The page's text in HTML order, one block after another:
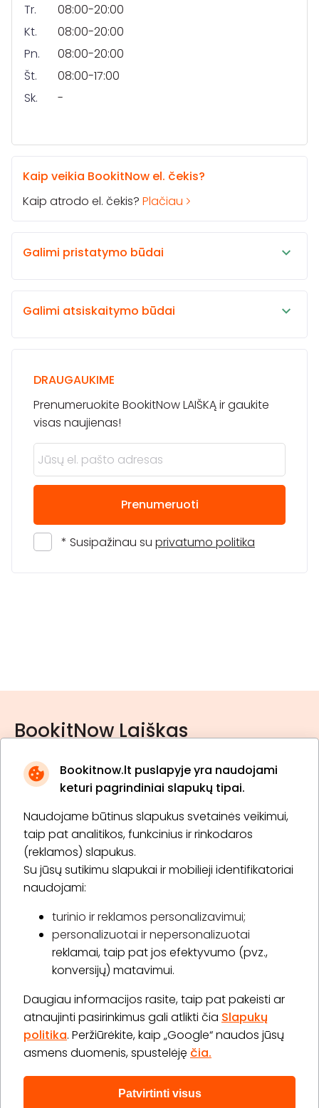
Bookitnow.lt puslapyje yra naudojami
keturi pagrindiniai slapukų tipai.
Naudojame būtinus slapukus svetainės veikimui,
taip pat analitikos, funkcinius ir rinkodaros
(reklamos) slapukus.
Su jūsų sutikimu slapukai ir mobilieji identifikatoriai
naudojami:
turinio ir reklamos personalizavimui;
personalizuotai ir nepersonalizuotai
reklamai, taip pat jos efektyvumo (pvz.,
konversijų) matavimui.
Daugiau informacijos rasite, taip pat pakeisti ar
atnaujinti pasirinkimus gali atlikti čia Slapukų
politika. Peržiūrėkite, kaip „Google“ naudos jūsų
asmens duomenis, spustelėję čia.
Patvirtinti visus
Tr.
08:00-20:00
Kt.
08:00-20:00
Pn.
08:00-20:00
Št.
08:00-17:00
Sk.
-
Kaip veikia BookitNow el. čekis?
Kaip atrodo el. čekis? Plačiau
Galimi pristatymo būdai
Galimi atsiskaitymo būdai
DRAUGAUKIME
Prenumeruokite BookitNow LAIŠKĄ ir gaukite
visas naujienas!
Prenumeruoti
* Susipažinau su privatumo politika
BookitNow Laiškas
* Susipažinau su privatumo politika
Prenumeruoti
Apie „BookitNow“
Informacija
„GERA DOVANA“ GRUPĖ